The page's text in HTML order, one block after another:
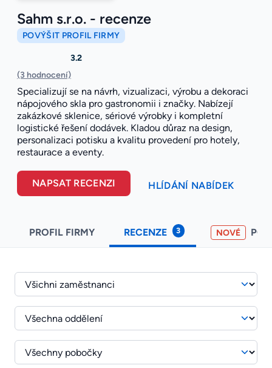
Sahm s.r.o. - recenze
POVÝŠIT PROFIL FIRMY
3.2
(3 hodnocení)
Specializují se na návrh, vizualizaci, výrobu a dekoraci
nápojového skla pro gastronomii i značky. Nabízejí
zakázkové sklenice, sériové výrobky i kompletní
logistické řešení dodávek. Kladou důraz na design,
personalizaci potisku a kvalitu provedení pro hotely,
restaurace a eventy.
NAPSAT RECENZI HLÍDÁNÍ NABÍDEK
PROFIL FIRMY RECENZE 3 NOVÉ